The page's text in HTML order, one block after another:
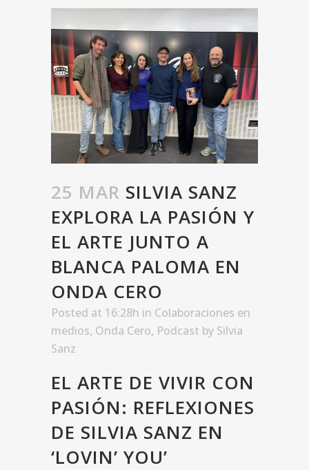
25 MAR SILVIA SANZ
EXPLORA LA PASIÓN Y
EL ARTE JUNTO A
BLANCA PALOMA EN
ONDA CERO
Posted at 16:28h in Colaboraciones en
medios, Onda Cero, Podcast by Silvia
Sanz
EL ARTE DE VIVIR CON
PASIÓN: REFLEXIONES
DE SILVIA SANZ EN
‘LOVIN’ YOU’